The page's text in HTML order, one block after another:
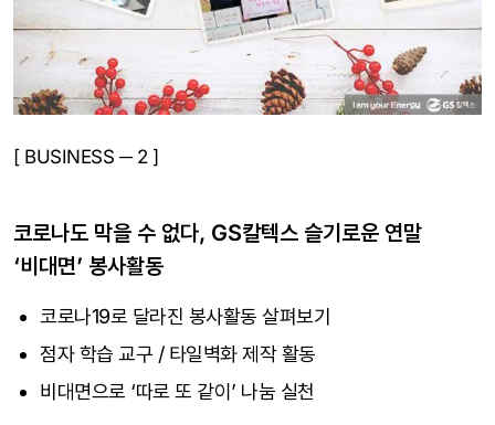
[ BUSINESS ─ 2 ]
코로나도 막을 수 없다, GS칼텍스 슬기로운 연말
‘비대면’ 봉사활동
코로나19로 달라진 봉사활동 살펴보기
점자 학습 교구 / 타일벽화 제작 활동
비대면으로 ‘따로 또 같이’ 나눔 실천